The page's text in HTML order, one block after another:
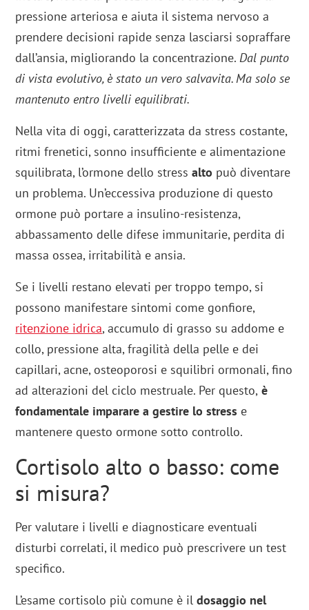
pressione arteriosa e aiuta il sistema nervoso a
prendere decisioni rapide senza lasciarsi sopraffare
dall’ansia, migliorando la concentrazione.Dal punto
di vista evolutivo, è stato un vero salvavita. Ma solo se
mantenuto entro livelli equilibrati.
Nella vita di oggi, caratterizzata da stress costante,
ritmi frenetici, sonno insufficiente e alimentazione
squilibrata, l’ormone dello stress alto può diventare
un problema. Un’eccessiva produzione di questo
ormone può portare a insulino-resistenza,
abbassamento delle difese immunitarie, perdita di
massa ossea, irritabilità e ansia.
Se i livelli restano elevati per troppo tempo, si
possono manifestare sintomi come gonfiore,
ritenzione idrica, accumulo di grasso su addome e
collo, pressione alta, fragilità della pelle e dei
capillari, acne, osteoporosi e squilibri ormonali, fino
ad alterazioni del ciclo mestruale. Per questo, è
fondamentale imparare a gestire lo stress e
mantenere questo ormone sotto controllo.
Cortisolo alto o basso: come
si misura?
Per valutare i livelli e diagnosticare eventuali
disturbi correlati, il medico può prescrivere un test
specifico.
L’esame cortisolo più comune è ildosaggio nel